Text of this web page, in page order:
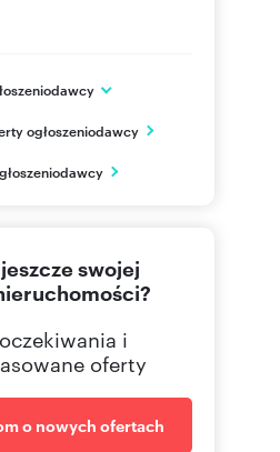
Pokaż telefon
ogłoszeniodawcy
swojej
i
oferty
o nowych ofertach